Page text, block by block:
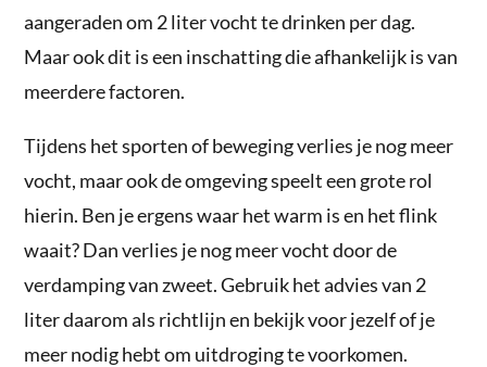
aangeraden om 2 liter vocht te drinken per dag.
Maar ook dit is een inschatting die afhankelijk is van
meerdere factoren.
Tijdens het sporten of beweging verlies je nog meer
vocht, maar ook de omgeving speelt een grote rol
hierin. Ben je ergens waar het warm is en het flink
waait? Dan verlies je nog meer vocht door de
verdamping van zweet. Gebruik het advies van 2
liter daarom als richtlijn en bekijk voor jezelf of je
meer nodig hebt om uitdroging te voorkomen.